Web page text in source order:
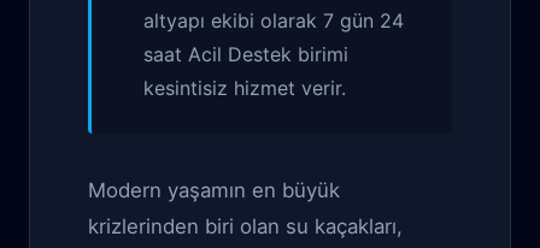
altyapı ekibi olarak 7 gün 24
saat Acil Destek birimi
kesintisiz hizmet verir.
Modern yaşamın en büyük
krizlerinden biri olan su kaçakları,